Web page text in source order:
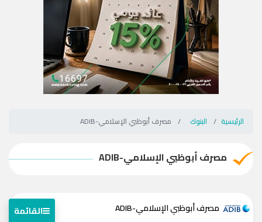
الرئيسية البنوك مصرف أبوظبي الإسلامي-ADIB
مصرف أبوظبي الإسلامي-ADIB
مصرف أبوظبي الإسلامي-ADIB القائمة